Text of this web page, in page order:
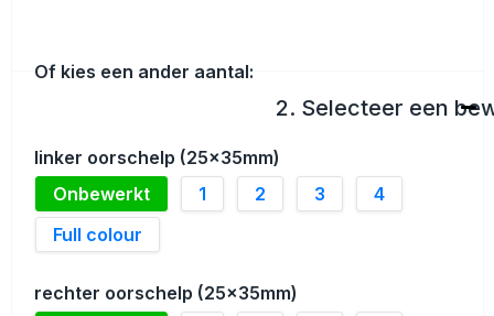
Accessoires voor tassen
Golftassen
Goodiebags
Of kies een ander aantal:
2. Selecteer een
linker oorschelp (25x35mm)
Onbewerkt
1 2 3
4
Full colour
rechter oorschelp (25x35mm)